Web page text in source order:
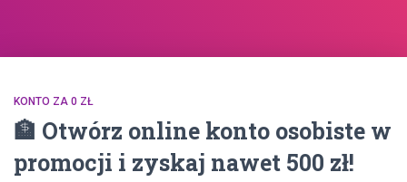
KONTO ZA 0 ZŁ
🏦 Otwórz online konto osobiste w
promocji i zyskaj nawet 500 zł!